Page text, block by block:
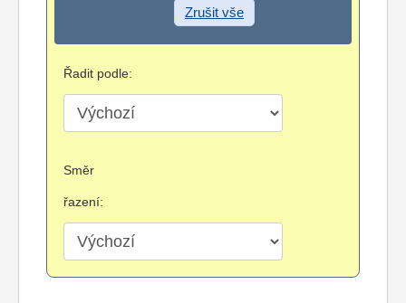
Zrušit vše
Řadit podle:
Směr
řazení: